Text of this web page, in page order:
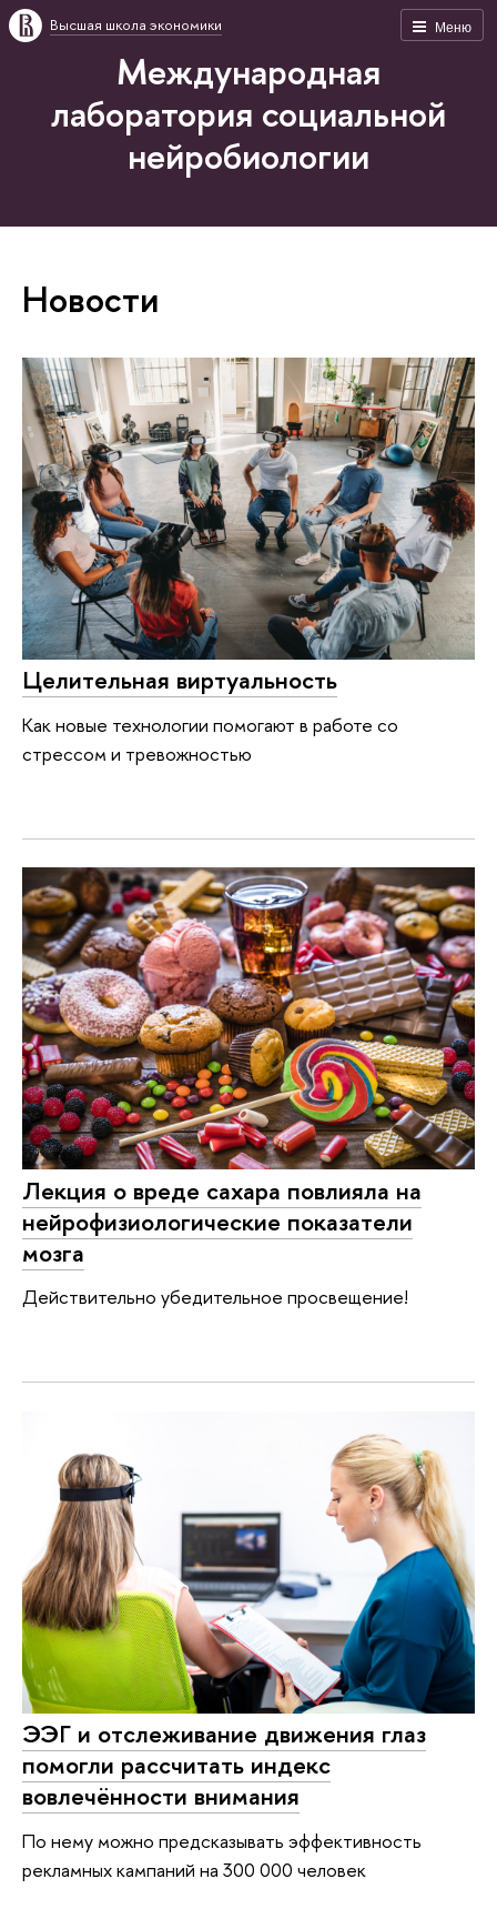
Меню
Высшая школа экономики
Международная
лаборатория социальной
нейробиологии
Новости
Целительная виртуальность
Как новые технологии помогают в работе со
стрессом и тревожностью
Лекция о вреде сахара повлияла на
нейрофизиологические показатели
мозга
Действительно убедительное просвещение!
ЭЭГ и отслеживание движения глаз
помогли рассчитать индекс
вовлечённости внимания
По нему можно предсказывать эффективность
рекламных кампаний на 300 000 человек